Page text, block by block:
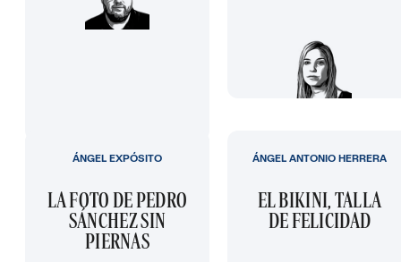
LA FOTO DE PEDRO
SÁNCHEZ SIN
PIERNAS
ÁNGEL EXPÓSITO
EL BIKINI, TALLA
DE FELICIDAD
ÁNGEL ANTONIO HERRERA